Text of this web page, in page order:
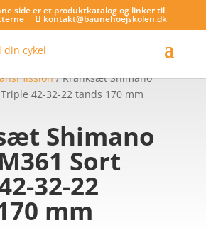
side er et produktkatalog og linker til
kontakt@baunehoejskolen.dk
/ Kranksæt Shimano
42-32-22 tands 170 mm
Shimano
Sort
32-22
mm